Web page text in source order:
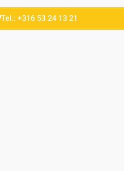
Tel.: +316 53 24 13 21